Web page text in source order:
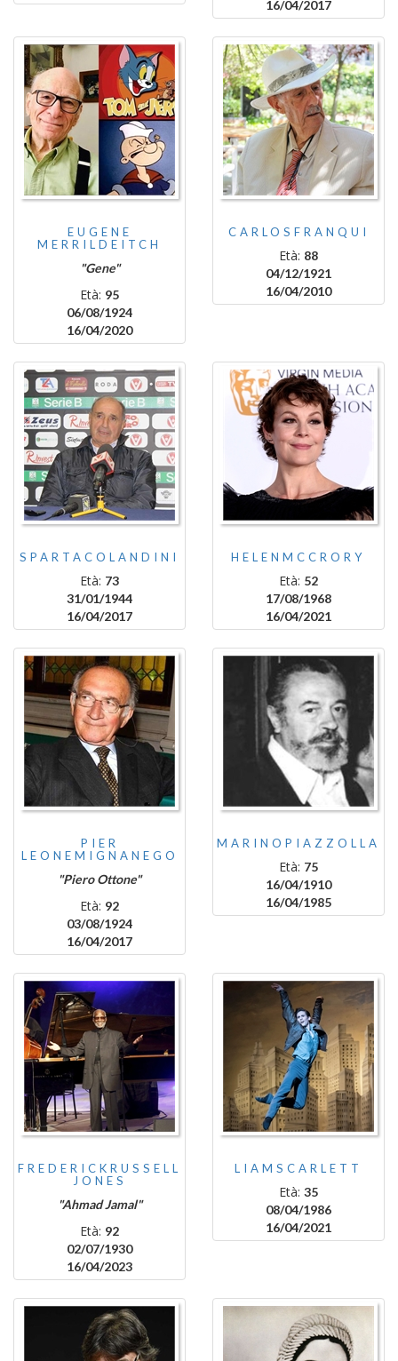
16/04/2017
EUGENE
MERRILDEITCH
"Gene"
Età: 95
06/08/1924
16/04/2020
CARLOSFRANQUI
Età: 88
04/12/1921
16/04/2010
SPARTACOLANDINI
Età: 73
31/01/1944
16/04/2017
HELENMCCRORY
Età: 52
17/08/1968
16/04/2021
PIER
LEONEMIGNANEGO
"Piero Ottone"
Età: 92
03/08/1924
16/04/2017
MARINOPIAZZOLLA
Età: 75
16/04/1910
16/04/1985
FREDERICKRUSSELL
JONES
"Ahmad Jamal"
Età: 92
02/07/1930
16/04/2023
LIAMSCARLETT
Età: 35
08/04/1986
16/04/2021